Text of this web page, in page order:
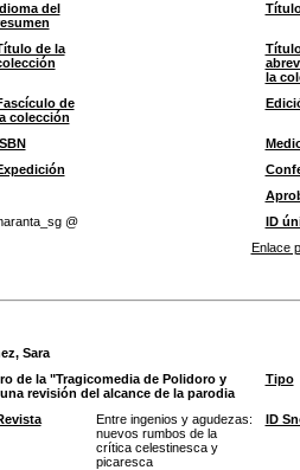
del
de la
la
de
colección
@
ID
Enlace
Sara
de la "Tragicomedia de Polidoro y
revisión del alcance de la parodia
Tipo
Entre ingenios y agudezas:
nuevos rumbos de la
crítica celestinesca y
picaresca
ID